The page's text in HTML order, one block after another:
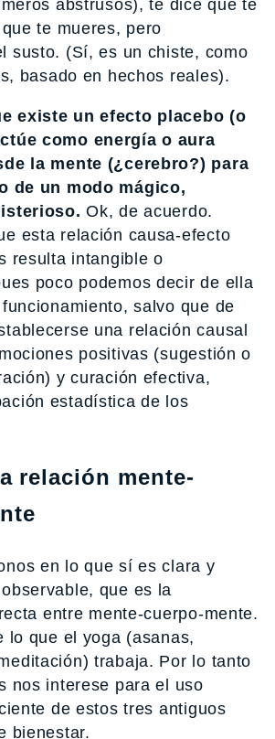
abstrusos), te dice que te
te mueres, pero
susto. (Sí, es un chiste, como
basado en hechos reales).
existe un efecto placebo (o
como energía o aura
la mente (¿cerebro?) para
de un modo mágico,
Ok, de acuerdo.
esta relación causa-efecto
resulta intangible o
poco podemos decir de ella
salvo que de
una relación causal
positivas (sugestión o
y curación efectiva,
estadística de los
relación mente-
en lo que sí es clara y
que es la
entre mente-cuerpo-mente.
lo que el yoga (asanas,
trabaja. Por lo tanto
nos interese para el uso
de estos tres antiguos
bienestar.